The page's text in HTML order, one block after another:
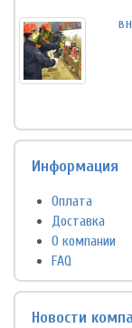
Информация
Оплата
Доставка
О компании
FAQ
Новости